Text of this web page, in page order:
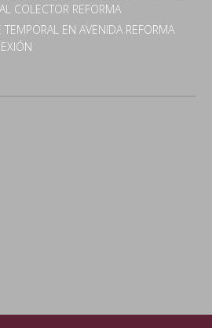
COLECTOR REFORMA
TEMPORAL EN AVENIDA REFORMA